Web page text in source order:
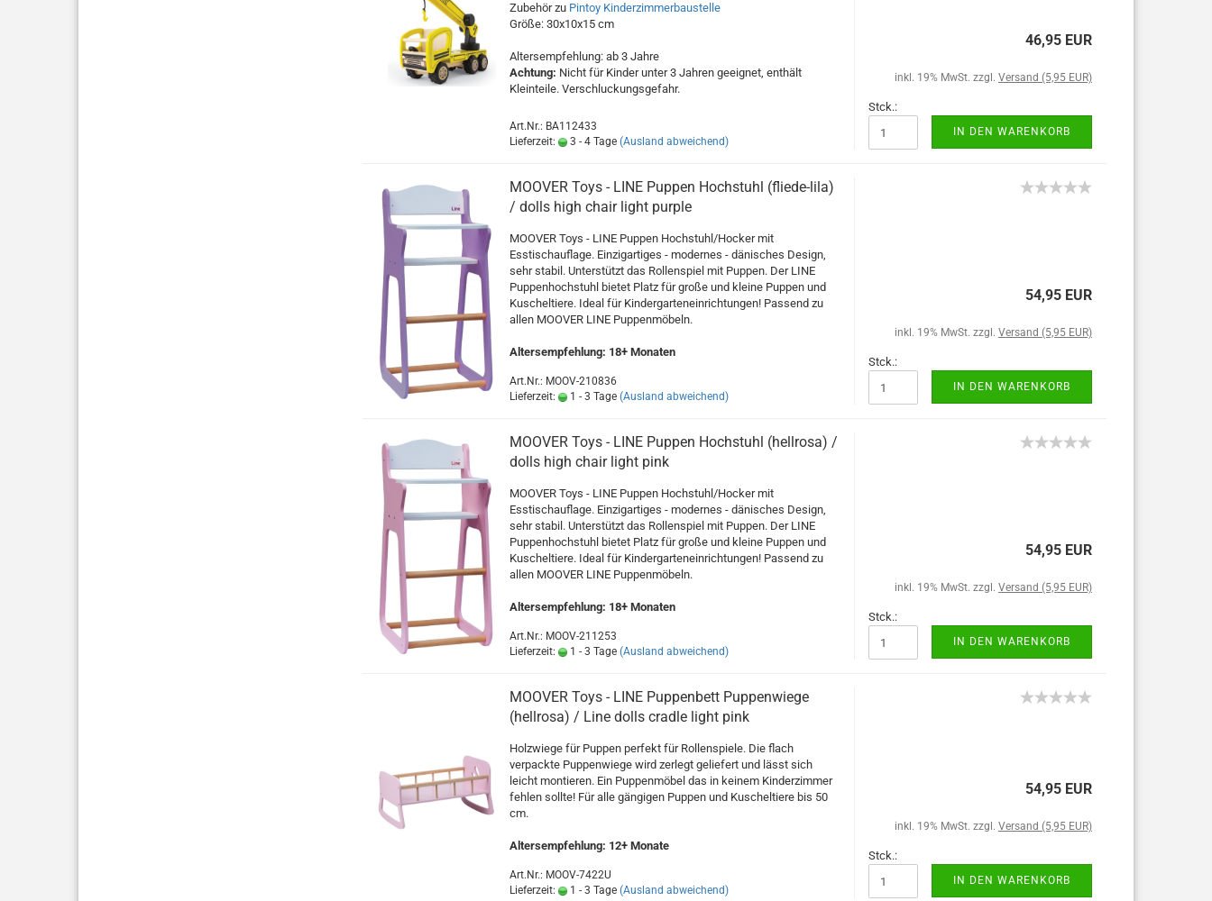
Zubehör zu Pintoy Kinderzimmerbaustelle
Größe: 30x10x15 cm
Altersempfehlung: ab 3 Jahre
Achtung: Nicht für Kinder unter 3 Jahren geeignet, enthält
Kleinteile. Verschluckungsgefahr.
Art.Nr.: BA112433
Lieferzeit:
3 - 4 Tage (Ausland abweichend)
46,95 EUR
inkl. 19% MwSt. zzgl. Versand (5,95 EUR)
Stck.:
IN DEN WARENKORB
MOOVER Toys - LINE Puppen Hochstuhl (fliede-lila)
/ dolls high chair light purple
MOOVER Toys - LINE Puppen Hochstuhl/Hocker mit
Esstischauflage. Einzigartiges - modernes - dänisches Design,
sehr stabil. Unterstützt das Rollenspiel mit Puppen. Der LINE
Puppenhochstuhl bietet Platz für große und kleine Puppen und
Kuscheltiere. Ideal für Kindergarteneinrichtungen! Passend zu
allen MOOVER LINE Puppenmöbeln.
Altersempfehlung: 18+ Monaten
Art.Nr.: MOOV-210836
Lieferzeit:
1 - 3 Tage (Ausland abweichend)
54,95 EUR
inkl. 19% MwSt. zzgl. Versand (5,95 EUR)
Stck.:
IN DEN WARENKORB
MOOVER Toys - LINE Puppen Hochstuhl (hellrosa) /
dolls high chair light pink
MOOVER Toys - LINE Puppen Hochstuhl/Hocker mit
Esstischauflage. Einzigartiges - modernes - dänisches Design,
sehr stabil. Unterstützt das Rollenspiel mit Puppen. Der LINE
Puppenhochstuhl bietet Platz für große und kleine Puppen und
Kuscheltiere. Ideal für Kindergarteneinrichtungen! Passend zu
allen MOOVER LINE Puppenmöbeln.
Altersempfehlung: 18+ Monaten
Art.Nr.: MOOV-211253
Lieferzeit:
1 - 3 Tage (Ausland abweichend)
54,95 EUR
inkl. 19% MwSt. zzgl. Versand (5,95 EUR)
Stck.:
IN DEN WARENKORB
MOOVER Toys - LINE Puppenbett Puppenwiege
(hellrosa) / Line dolls cradle light pink
Holzwiege für Puppen perfekt für Rollenspiele. Die flach
verpackte Puppenwiege wird zerlegt geliefert und lässt sich
leicht montieren. Ein Puppenmöbel das in keinem Kinderzimmer
fehlen sollte! Für alle gängigen Puppen und Kuscheltiere bis 50
cm.
Altersempfehlung: 12+ Monate
Art.Nr.: MOOV-7422U
Lieferzeit:
1 - 3 Tage (Ausland abweichend)
54,95 EUR
inkl. 19% MwSt. zzgl. Versand (5,95 EUR)
Stck.:
IN DEN WARENKORB